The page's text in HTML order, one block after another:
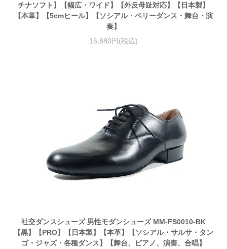
チナソフト】【幅広・ワイド】【外反母趾対応】【日本製】
【本革】【5cmヒール】【ソシアル・ベリーダンス・舞台・演
奏】
16,880円(税込)
社交ダンスシューズ 男性モダンシューズ MM-FS0010-BK
【黒】【PRO】【日本製】【本革】【ソシアル・サルサ・タン
ゴ・ジャズ・各種ダンス】【舞台、ピアノ、演奏、合唱】